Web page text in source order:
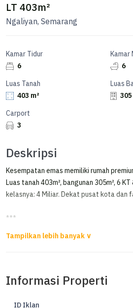
LT 403m²
Ngaliyan, Semarang
Kamar Tidur
6
Kamar
6
Luas Tanah
403 m²
Luas
305
Carport
3
Deskripsi
Kesempatan emas memiliki rumah
Luas tanah 403m², bangunan 305m², 6
kelasnya: 4 Miliar. Dekat pusat kota dan
***
Rumah 2 Lantai
Luas Tanah 403m²
Informasi Properti
ID Iklan